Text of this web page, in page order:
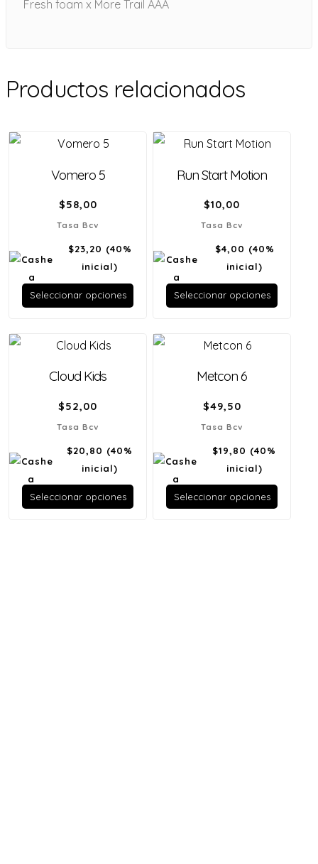
Fresh foam x More Trail AAA
Productos relacionados
Vomero 5
$58,00
Tasa Bcv
$23,20 (40%
inicial)
Seleccionar opciones
Run Start Motion
$10,00
Tasa Bcv
$4,00 (40%
inicial)
Seleccionar opciones
Cloud Kids
$52,00
Tasa Bcv
$20,80 (40%
inicial)
Seleccionar opciones
Metcon 6
$49,50
Tasa Bcv
$19,80 (40%
inicial)
Seleccionar opciones